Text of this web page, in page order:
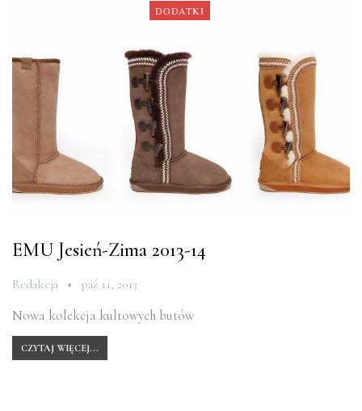
DODATKI
EMU Jesień-Zima 2013-14
Redakcja paź 11, 2013
Nowa kolekcja kultowych butów
CZYTAJ WIĘCEJ...